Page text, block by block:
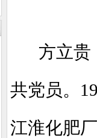
方立贵
共党员。
江淮化肥